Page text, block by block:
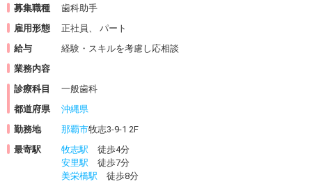
募集職種
歯科助手
雇用形態
正社員、 パート
給与
経験・スキルを考慮し応相談
業務内容
診療科目
一般歯科
都道府県
沖縄県
勤務地
那覇市牧志3-9-1 2F
最寄駅
牧志駅 徒歩4分
安里駅 徒歩7分
美栄橋駅 徒歩8分